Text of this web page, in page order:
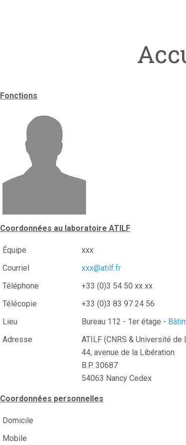
Fonctions
Coordonnées au laboratoire ATILF
Équipe
xxx
Courriel
xxx@atilf.fr
Téléphone
+33 (0)3 54 50 xx xx
Télécopie
+33 (0)3 83 97 24 56
Lieu
Bureau 112 - 1er étage -
Adresse
ATILF (CNRS & Université de
44, avenue de la Libération
B.P. 30687
54063 Nancy Cedex
Coordonnées personnelles
Domicile
Mobile